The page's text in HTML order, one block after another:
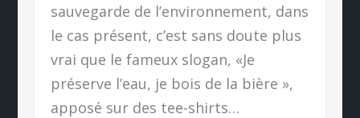
sauvegarde de l’environnement, dans
le cas présent, c’est sans doute plus
vrai que le fameux slogan, «Je
préserve l’eau, je bois de la bière »,
apposé sur des tee-shirts…